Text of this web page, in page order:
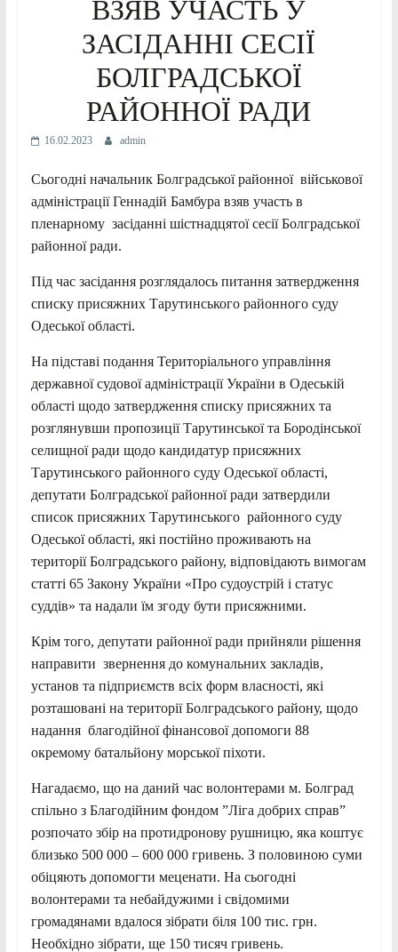
ВЗЯВ УЧАСТЬ У
ЗАСІДАННІ СЕСІЇ
БОЛГРАДСЬКОЇ
РАЙОННОЇ РАДИ
16.02.2023 admin
Сьогодні начальник Болградської районної військової
адміністрації Геннадій Бамбура взяв участь в
пленарному засіданні шістнадцятої сесії Болградської
районної ради.
Під час засідання розглядалось питання затвердження
списку присяжних Тарутинського районного суду
Одеської області.
На підставі подання Територіального управління
державної судової адміністрації України в Одеській
області щодо затвердження списку присяжних та
розглянувши пропозиції Тарутинської та Бородінської
селищної ради щодо кандидатур присяжних
Тарутинського районного суду Одеської області,
депутати Болградської районної ради затвердили
список присяжних Тарутинського районного суду
Одеської області, які постійно проживають на
території Болградського району, відповідають вимогам
статті 65 Закону України «Про судоустрій і статус
суддів» та надали їм згоду бути присяжними.
Крім того, депутати районної ради прийняли рішення
направити звернення до комунальних закладів,
установ та підприємств всіх форм власності, які
розташовані на території Болградського району, щодо
надання благодійної фінансової допомоги 88
окремому батальйону морської піхоти.
Нагадаємо, що на даний час волонтерами м. Болград
спільно з Благодійним фондом ”Ліга добрих справ”
розпочато збір на протидронову рушницю, яка коштує
близько 500 000 – 600 000 гривень. З половиною суми
обіцяють допомогти меценати. На сьогодні
волонтерами та небайдужими і свідомими
громадянами вдалося зібрати біля 100 тис. грн.
Необхідно зібрати, ще 150 тисяч гривень.